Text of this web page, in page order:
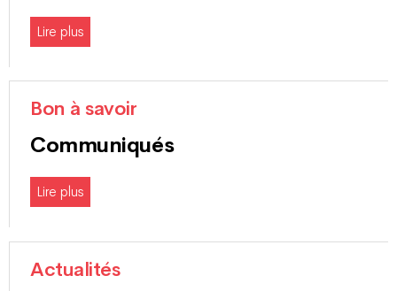
Lire plus
Bon à savoir
Communiqués
Lire plus
Actualités